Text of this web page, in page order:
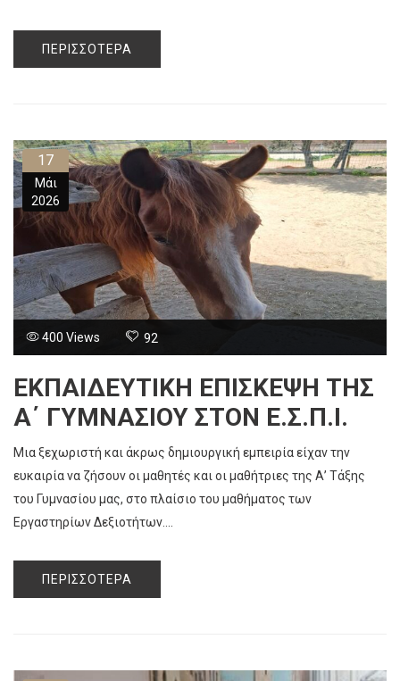
ΠΕΡΙΣΣΌΤΕΡΑ
17
Μάι
2026
400 Views 92
ΕΚΠΑΙΔΕΥΤΙΚΉ ΕΠΊΣΚΕΨΗ ΤΗΣ
Α΄ ΓΥΜΝΑΣΊΟΥ ΣΤΟΝ Ε.Σ.Π.Ι.
Μια ξεχωριστή και άκρως δημιουργική εμπειρία είχαν την
ευκαιρία να ζήσουν οι μαθητές και οι μαθήτριες της Α’ Τάξης
του Γυμνασίου μας, στο πλαίσιο του μαθήματος των
Εργαστηρίων Δεξιοτήτων....
ΠΕΡΙΣΣΌΤΕΡΑ